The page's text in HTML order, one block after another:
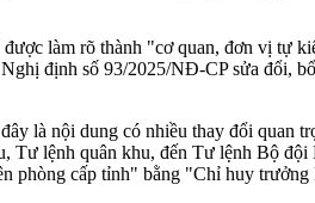
làm rõ thành "cơ quan, đơn vị tự
định số 93/2025/NĐ-CP sửa đổi,
là nội dung có nhiều thay đổi
lệnh quân khu, đến Tư lệnh Bộ
phòng cấp tỉnh" bằng "Chỉ huy